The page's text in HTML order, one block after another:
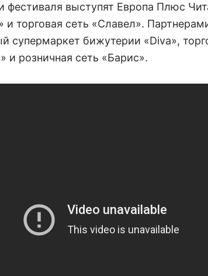
фестиваля выступят Европа Плюс
и торговая сеть «Славел».
супермаркет бижутерии «Diva»,
и розничная сеть «Барис».